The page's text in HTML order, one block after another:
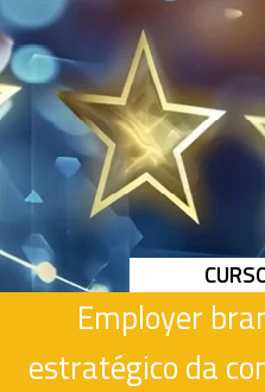
Employer
estratégico da